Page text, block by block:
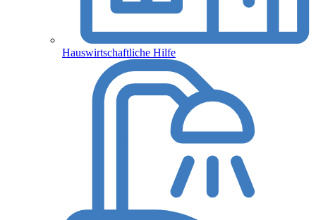
Hauswirtschaftliche Hilfe